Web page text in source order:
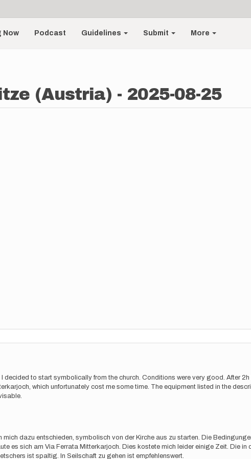
Now Podcast Guidelines Submit More
(Austria) - 2025-08-25
decided to start symbolically from the church. Conditions were very good. After
which unfortunately cost me some time. The equipment listed in the
dazu entschieden, symbolisch von der Kirche aus zu starten. Die
es sich am Via Ferrata Mitterkarjoch. Dies kostete mich leider einige Zeit. Die
ist spaltig. In Seilschaft zu gehen ist empfehlenswert.